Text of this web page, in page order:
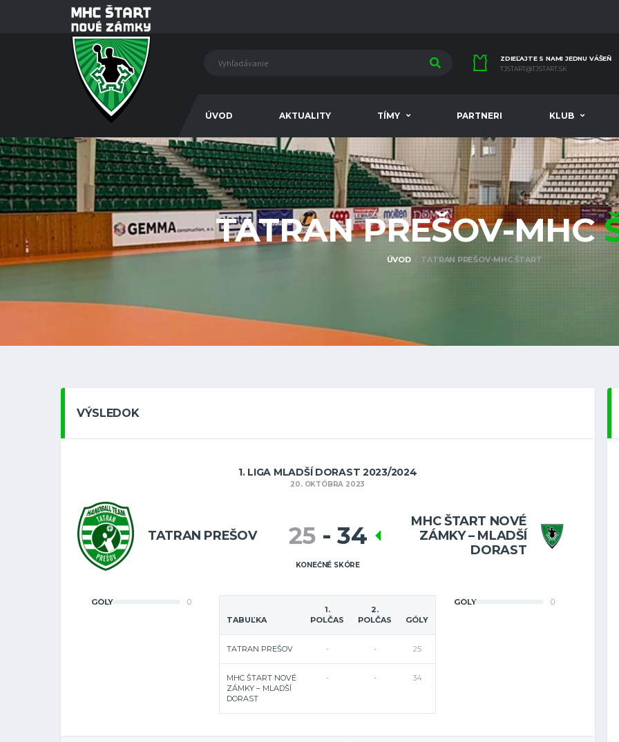
ZDIEĽAJTE S NAMI JEDNU VÁŠEŇ
TJSTART@TJSTART.SK
ÚVOD AKTUALITY TÍMY PARTNERI KLUB
TATRAN PREŠOV-MHC
ÚVOD TATRAN PREŠOV-MHC ŠTART
VÝSLEDOK
1. LIGA MLADŠÍ DORAST 2023/2024
20. OKTÓBRA 2023
TATRAN PREŠOV
MHC ŠTART NOVÉ
ZÁMKY – MLADŠÍ
DORAST
25 - 34
KONEČNÉ SKÓRE
TABUĽKA
1.
POLČAS
2.
POLČAS
GÓLY
TATRAN PREŠOV - - 25
MHC ŠTART NOVÉ
ZÁMKY – MLADŠÍ
DORAST
- - 34
GÓLY 0 GÓLY 0